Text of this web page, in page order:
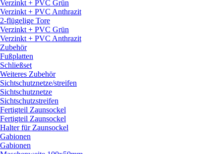
Verzinkt + PVC Grün
Verzinkt + PVC Anthrazit
2-flügelige Tore
Verzinkt + PVC Grün
Verzinkt + PVC Anthrazit
Zubehör
Fußplatten
Schließset
Weiteres Zubehör
Sichtschutznetze/streifen
Sichtschutznetze
Sichtschutzstreifen
Fertigteil Zaunsockel
Fertigteil Zaunsockel
Halter für Zaunsockel
Gabionen
Gabionen